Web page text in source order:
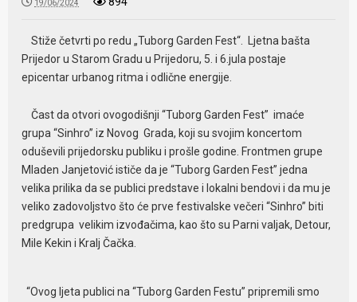
19/06/2024
Stiže četvrti po redu „Tuborg Garden Fest“. Ljetna bašta
Prijedor u Starom Gradu u Prijedoru, 5. i 6.jula postaje
epicentar urbanog ritma i odlične energije.
Čast da otvori ovogodišnji “Tuborg Garden Fest” imaće
grupa “Sinhro” iz Novog Grada, koji su svojim koncertom
oduševili prijedorsku publiku i prošle godine. Frontmen grupe
Mladen Janjetović ističe da je “Tuborg Garden Fest” jedna
velika prilika da se publici predstave i lokalni bendovi i da mu je
veliko zadovoljstvo što će prve festivalske večeri “Sinhro” biti
predgrupa velikim izvođačima, kao što su Parni valjak, Detour,
Mile Kekin i Kralj Čačka.
“Ovog ljeta publici na “Tuborg Garden Festu” pripremili smo